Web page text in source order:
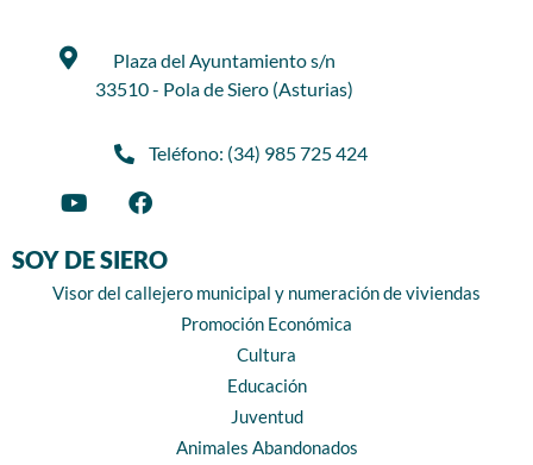
Plaza del Ayuntamiento s/n
33510 - Pola de Siero (Asturias)
Teléfono: (34) 985 725 424
SOY DE SIERO
Visor del callejero municipal y numeración de viviendas
Promoción Económica
Cultura
Educación
Juventud
Animales Abandonados